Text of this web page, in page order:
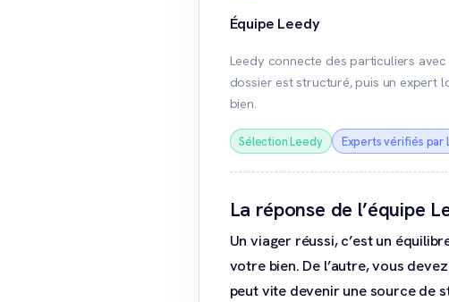
Équipe Leedy
Leedy connecte des particuliers
dossier est structuré, puis un expert
bien.
Sélection Leedy Experts vérifiés par
La réponse de l’équipe
Un viager réussi, c’est un
votre bien. De l’autre, vous
peut vite devenir une source de